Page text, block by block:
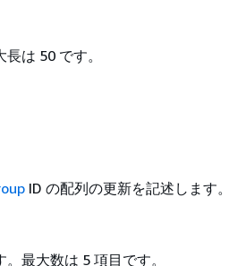
は 50 です。
ID の配列の更新を記述します。
最大数は 5 項目です。